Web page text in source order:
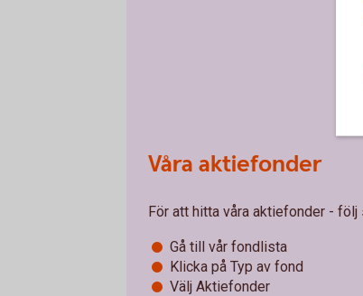
Våra aktiefonder
För att hitta våra aktiefonder - följ
Gå till vår fondlista
Klicka på Typ av fond
Välj Aktiefonder